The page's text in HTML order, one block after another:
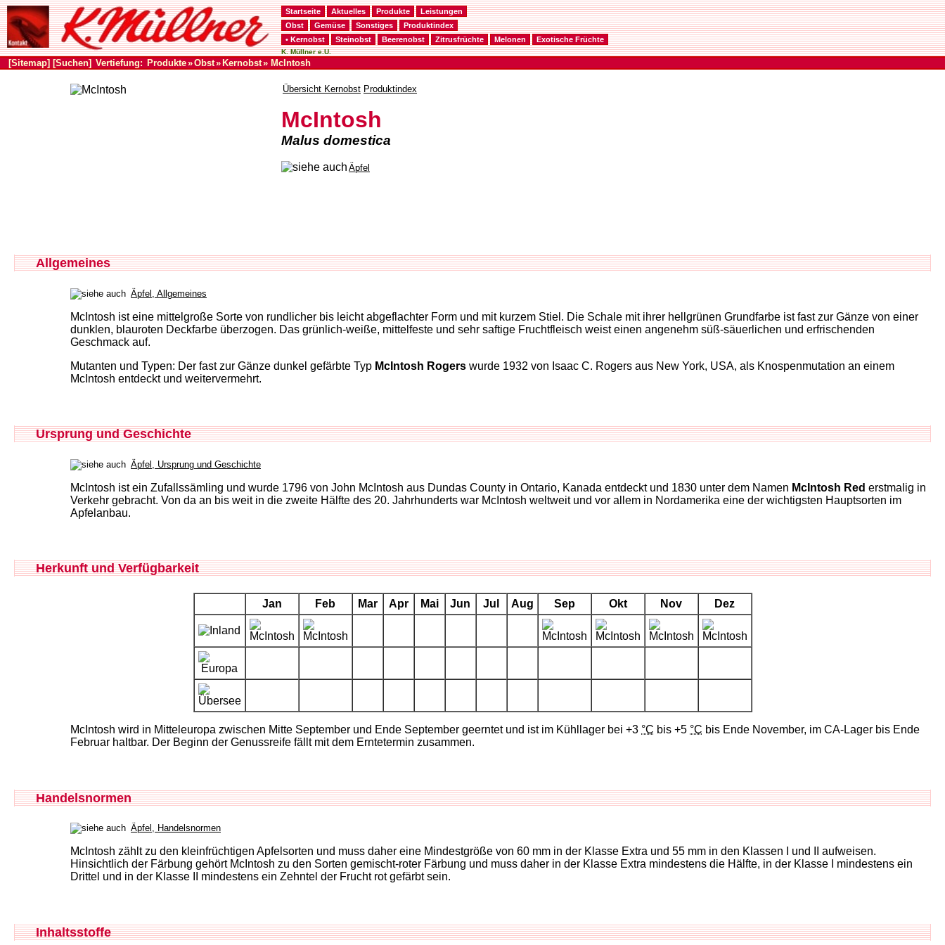
Startseite Aktuelles Produkte
Leistungen
Obst
Gemüse Sonstiges
Produktindex
• Kernobst
Steinobst Beerenobst Zitrusfrüchte Melonen Exotische Früchte
K. Müllner e.U.
[Sitemap] [Suchen] Vertiefung: Produkte»Obst» Kernobst» McIntosh
Übersicht Kernobst Produktindex
McIntosh
Malus domestica
Äpfel
Allgemeines
Äpfel, Allgemeines
McIntosh ist eine mittelgroße Sorte von rundlicher bis leicht abgeflachter Form und mit kurzem Stiel. Die Schale mit ihrer hellgrünen Grundfarbe ist fast zur Gänze von einer
dunklen, blauroten Deckfarbe überzogen. Das grünlich-weiße, mittelfeste und sehr saftige Fruchtfleisch weist einen angenehm süß-säuerlichen und erfrischenden
Geschmack auf.
Mutanten und Typen: Der fast zur Gänze dunkel gefärbte Typ McIntosh Rogers wurde 1932 von Isaac C. Rogers aus New York, USA, als Knospenmutation an einem
McIntosh entdeckt und weitervermehrt.
Ursprung und Geschichte
Äpfel, Ursprung und Geschichte
McIntosh ist ein Zufallssämling und wurde 1796 von John McIntosh aus Dundas County in Ontario, Kanada entdeckt und 1830 unter dem Namen McIntosh Red erstmalig in
Verkehr gebracht. Von da an bis weit in die zweite Hälfte des 20. Jahrhunderts war McIntosh weltweit und vor allem in Nordamerika eine der wichtigsten Hauptsorten im
Apfelanbau.
Herkunft und Verfügbarkeit
Jan Feb Mar Apr Mai Jun Jul Aug Sep Okt Nov Dez
McIntosh wird in Mitteleuropa zwischen Mitte September und Ende September geerntet und ist im Kühllager bei +3 °C bis +5 °C bis Ende November, im CA-Lager bis Ende
Februar haltbar. Der Beginn der Genussreife fällt mit dem Erntetermin zusammen.
Handelsnormen
Äpfel, Handelsnormen
McIntosh zählt zu den kleinfrüchtigen Apfelsorten und muss daher eine Mindestgröße von 60 mm in der Klasse Extra und 55 mm in den Klassen I und II aufweisen.
Hinsichtlich der Färbung gehört McIntosh zu den Sorten gemischt-roter Färbung und muss daher in der Klasse Extra mindestens die Hälfte, in der Klasse I mindestens ein
Drittel und in der Klasse II mindestens ein Zehntel der Frucht rot gefärbt sein.
Inhaltsstoffe